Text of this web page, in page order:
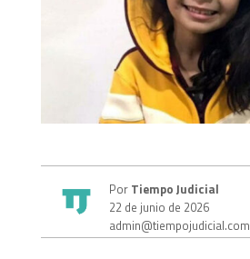
PorTiempo Judicial
22 de junio de 2026
admin@tiempojudicial.com